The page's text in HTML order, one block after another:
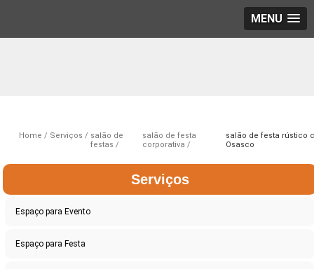
MENU
Home Serviços
salão de
festas
salão de festa
corporativa
salão de festa rústico
Osasco
Serviços
Espaço para Evento
Espaço para Festa